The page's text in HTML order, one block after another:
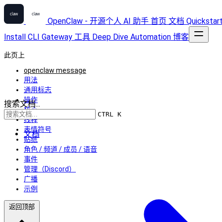
OpenClaw - 开源个人 AI 助手 首页 文档
Install CLI Gateway 工具 Deep Dive Automation 博客
搜索文档...
CTRL K
文档
此页上
openclaw message
用法
通用标志
操作
核心
线程
表情符号
贴纸
角色 / 频道 / 成员 / 语音
事件
管理（Discord）
广播
示例
返回顶部